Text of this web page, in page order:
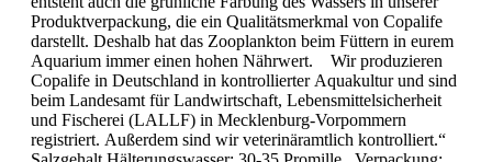
Produktverpackung, die ein Qualitätsmerkmal von Copalife
darstellt. Deshalb hat das Zooplankton beim Füttern in eurem
Aquarium immer einen hohen Nährwert. Wir produzieren
Copalife in Deutschland in kontrollierter Aquakultur und sind
beim Landesamt für Landwirtschaft, Lebensmittelsicherheit
und Fischerei (LALLF) in Mecklenburg-Vorpommern
registriert. Außerdem sind wir veterinäramtlich kontrolliert.“